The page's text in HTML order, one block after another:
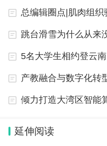
流。蒋一介绍了中国科
希望与各位委员进一步
伍建设的工作做好，共
随后，蒋一与周正威共
会上，周正威传达了《
6年工作计划。理学类研
跳台滑雪为什么从来
产教融合与数字化转
倾力打造大湾区智能
延伸阅读